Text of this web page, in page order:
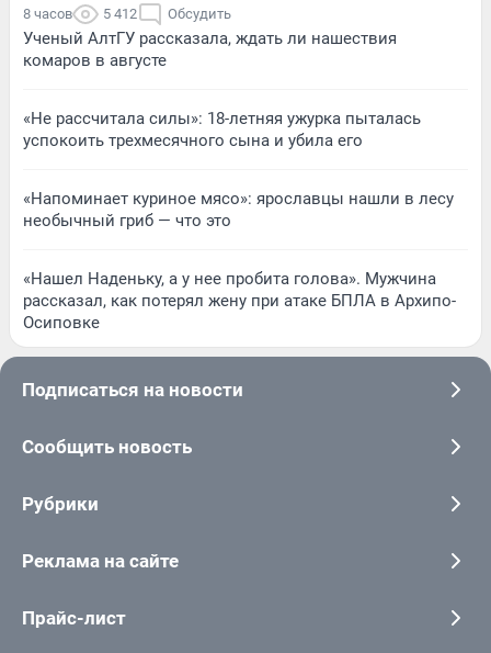
8 часов 5 412 Обсудить
Ученый АлтГУ рассказала, ждать ли нашествия
комаров в августе
«Не рассчитала силы»: 18-летняя ужурка пыталась
успокоить трехмесячного сына и убила его
«Напоминает куриное мясо»: ярославцы нашли в лесу
необычный гриб — что это
«Нашел Наденьку, а у нее пробита голова». Мужчина
рассказал, как потерял жену при атаке БПЛА в Архипо-
Осиповке
Подписаться на новости
Сообщить новость
Рубрики
Реклама на сайте
Прайс-лист